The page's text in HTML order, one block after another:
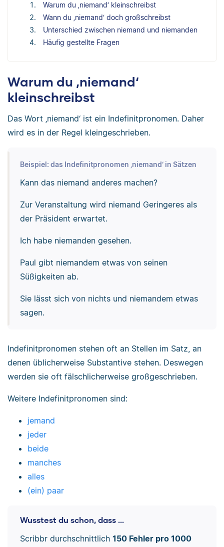
Warum du ‚niemand‘ kleinschreibst
Wann du ‚niemand‘ doch großschreibst
Unterschied zwischen niemand und niemanden
Häufig gestellte Fragen
Warum du ‚niemand‘
kleinschreibst
Das Wort ‚niemand‘ ist ein Indefinitpronomen. Daher
wird es in der Regel kleingeschrieben.
Beispiel: das Indefinitpronomen ‚niemand‘ in Sätzen
Kann das niemand anderes machen?
Zur Veranstaltung wird niemand Geringeres als
der Präsident erwartet.
Ich habe niemanden gesehen.
Paul gibt niemandem etwas von seinen
Süßigkeiten ab.
Sie lässt sich von nichts und niemandem etwas
sagen.
Indefinitpronomen stehen oft an Stellen im Satz, an
denen üblicherweise Substantive stehen. Deswegen
werden sie oft fälschlicherweise großgeschrieben.
Weitere Indefinitpronomen sind:
jemand
jeder
beide
manches
alles
(ein) paar
Wusstest du schon, dass ...
Scribbr durchschnittlich 150 Fehler pro 1000